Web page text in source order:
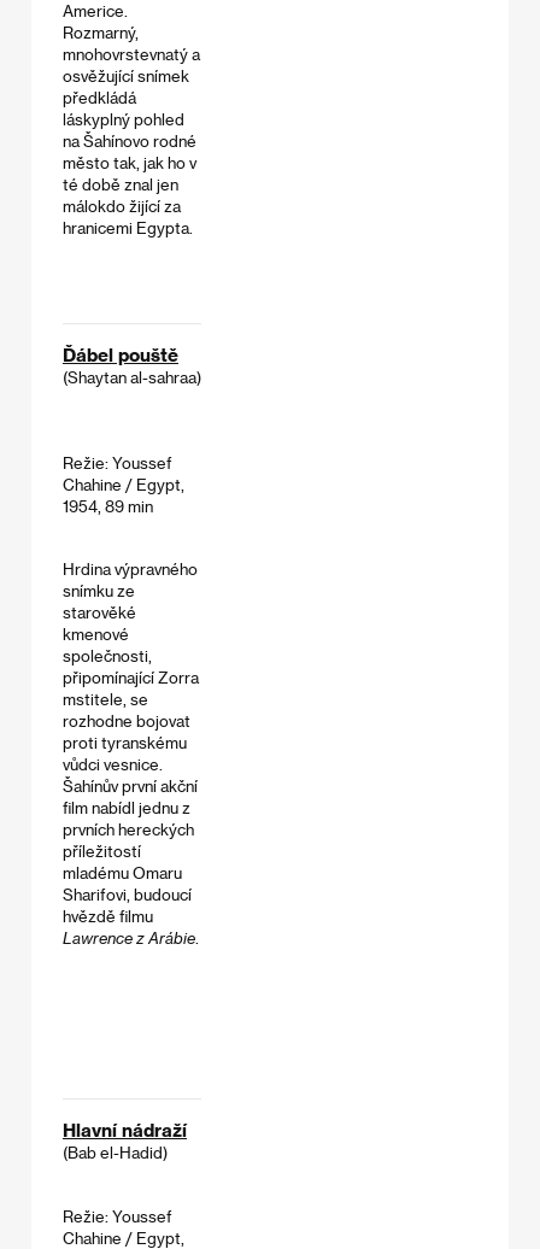
Americe.
Rozmarný,
mnohovrstevnatý a
osvěžující snímek
předkládá
láskyplný pohled
na Šahínovo rodné
město tak, jak ho v
té době znal jen
málokdo žijící za
hranicemi Egypta.
Ďábel pouště
(Shaytan al-sahraa)
Režie: Youssef
Chahine / Egypt,
1954, 89 min
Hrdina výpravného
snímku ze
starověké
kmenové
společnosti,
připomínající Zorra
mstitele, se
rozhodne bojovat
proti tyranskému
vůdci vesnice.
Šahínův první akční
film nabídl jednu z
prvních hereckých
příležitostí
mladému Omaru
Sharifovi, budoucí
hvězdě filmu
Lawrence z Arábie
Hlavní nádraží
(Bab el-Hadid)
Režie: Youssef
Chahine / Egypt,